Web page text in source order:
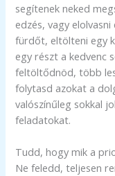
segítenek neked
edzés, vagy
fürdőt, eltölteni egy
egy részt a kedvenc
feltöltődnöd, több
folytasd azokat a
valószínűleg sokkal
feladatokat.
Tudd, hogy mik a
Ne feledd, teljesen